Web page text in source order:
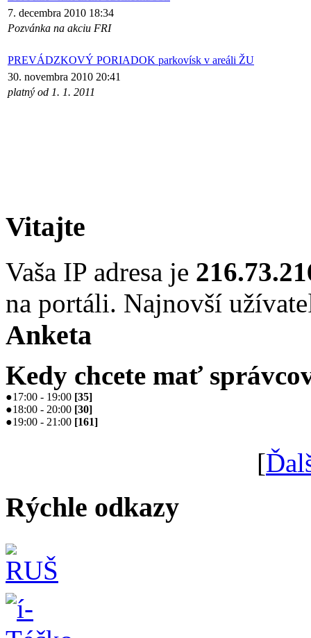
7. decembra 2010 18:34
Pozvánka na akciu FRI
PREVÁDZKOVÝ PORIADOK parkovísk v areáli ŽU
30. novembra 2010 20:41
platný od 1. 1. 2011
Vitajte
Vaša IP adresa je
na portáli. Najnovší
Anketa
Kedy chcete mať
●17:00 - 19:00 [35]
●18:00 - 20:00 [30]
●19:00 - 21:00 [161]
[
Rýchle odkazy